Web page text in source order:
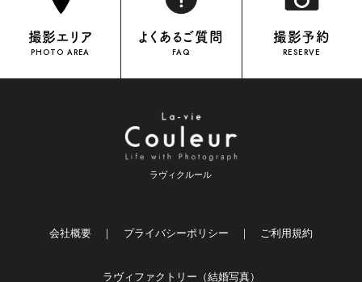
撮影エリア
PHOTO AREA
よくあるご質問
FAQ
撮影予約
RESERVE
ラヴィクルール
会社概要 ｜ プライバシーポリシー ｜ ご利用規約
ラヴィファクトリー（結婚写真）